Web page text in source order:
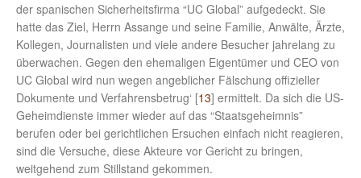
der spanischen Sicherheitsfirma “UC Global” aufgedeckt. Sie
hatte das Ziel, Herrn Assange und seine Familie, Anwälte, Ärzte,
Kollegen, Journalisten und viele andere Besucher jahrelang zu
überwachen. Gegen den ehemaligen Eigentümer und CEO von
UC Global wird nun wegen angeblicher Fälschung offizieller
Dokumente und Verfahrensbetrug‘ [13] ermittelt. Da sich die US-
Geheimdienste immer wieder auf das “Staatsgeheimnis”
berufen oder bei gerichtlichen Ersuchen einfach nicht reagieren,
sind die Versuche, diese Akteure vor Gericht zu bringen,
weitgehend zum Stillstand gekommen.